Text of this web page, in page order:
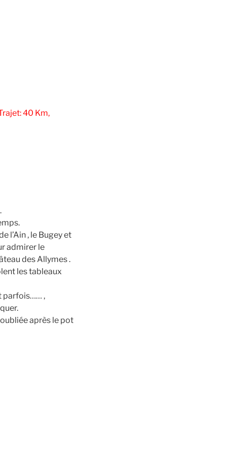
40 Km,
l’Ain , le Bugey et
admirer le
des Allymes .
les tableaux
parfois…… ,
après le pot